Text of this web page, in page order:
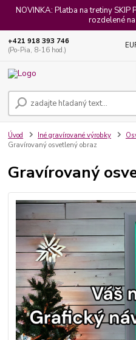
NOVINKA: Platba na tretiny SKIP
rozdelené
+421 918 393 746
(Po-Pia, 8-16 hod.)
Úvod Iné gravírované výrobky
Gravírovaný osvetlený obraz
Gravírovaný